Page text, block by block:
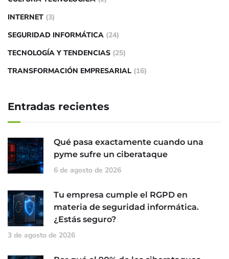
INTERNET (3)
SEGURIDAD INFORMÁTICA (24)
TECNOLOGÍA Y TENDENCIAS (25)
TRANSFORMACIÓN EMPRESARIAL (16)
Entradas recientes
Qué pasa exactamente cuando una
pyme sufre un ciberataque
6 de agosto de 2026
Tu empresa cumple el RGPD en
materia de seguridad informática.
¿Estás seguro?
3 de agosto de 2026